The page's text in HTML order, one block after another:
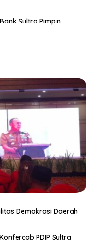
Sultra Pimpin
Demokrasi Daerah
PDIP Sultra